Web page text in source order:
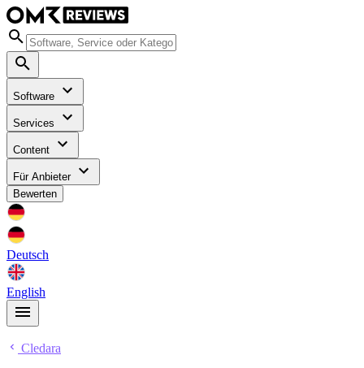
Software
Services
Content
Für Anbieter
Bewerten
Deutsch
English
Cledara